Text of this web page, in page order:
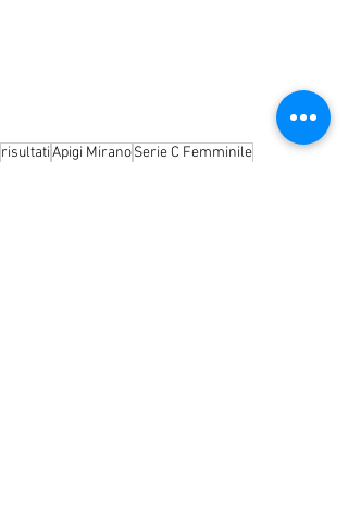
risultatiApigi MiranoSerie C Femminile